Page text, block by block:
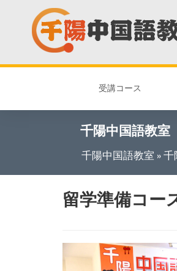
受講コース
千陽中国語教室
千陽中国語教室 »千
留学準備コー